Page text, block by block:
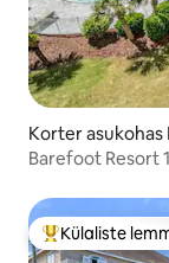
Korter
Barefoot Resort
Külaliste suur
Külaliste